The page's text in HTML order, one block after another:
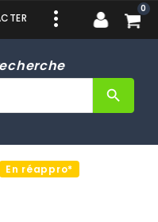
0
search
En réappro*